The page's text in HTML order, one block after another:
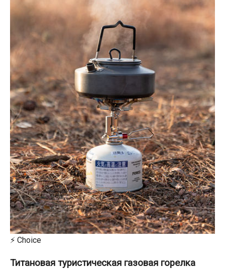
⚡ Choice
Титановая туристическая газовая горелка